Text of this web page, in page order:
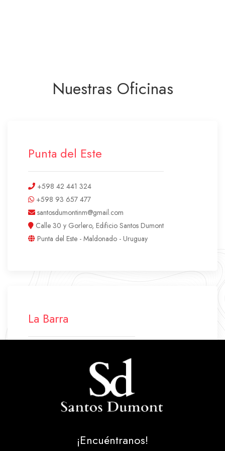
Nuestras Oficinas
Punta del Este
+598 42 441 324
+598 93 657 477
santosdumontinm@gmail.com
Calle 30 y Gorlero, Edificio Santos Dumont
Punta del Este - Maldonado - Uruguay
La Barra
+598 94 640 045
labarra.santosdumont@gmail.com
Ruta 10 Parada 43
La Barra - Maldonado - Uruguay
¡Encuéntranos!